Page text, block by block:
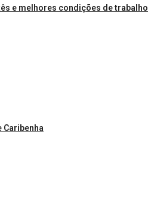
e melhores condições de trabalho
Caribenha